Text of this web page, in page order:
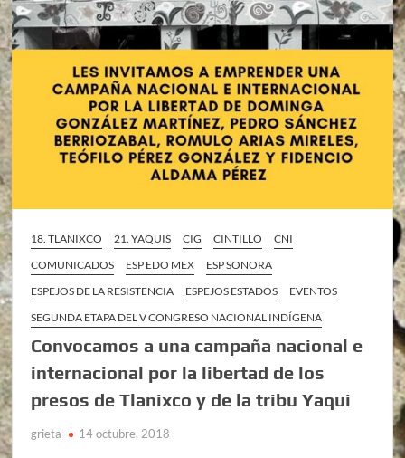
18. TLANIXCO 21. YAQUIS CIG CINTILLO
CNI
COMUNICADOS
ESP EDO MEX
ESP SONORA
ESPEJOS DE LA RESISTENCIA
ESPEJOS ESTADOS
EVENTOS
SEGUNDA ETAPA DEL V CONGRESO NACIONAL INDÍGENA
Convocamos a una campaña nacional e
internacional por la libertad de los
presos de Tlanixco y de la tribu Yaqui
grieta 14 octubre, 2018